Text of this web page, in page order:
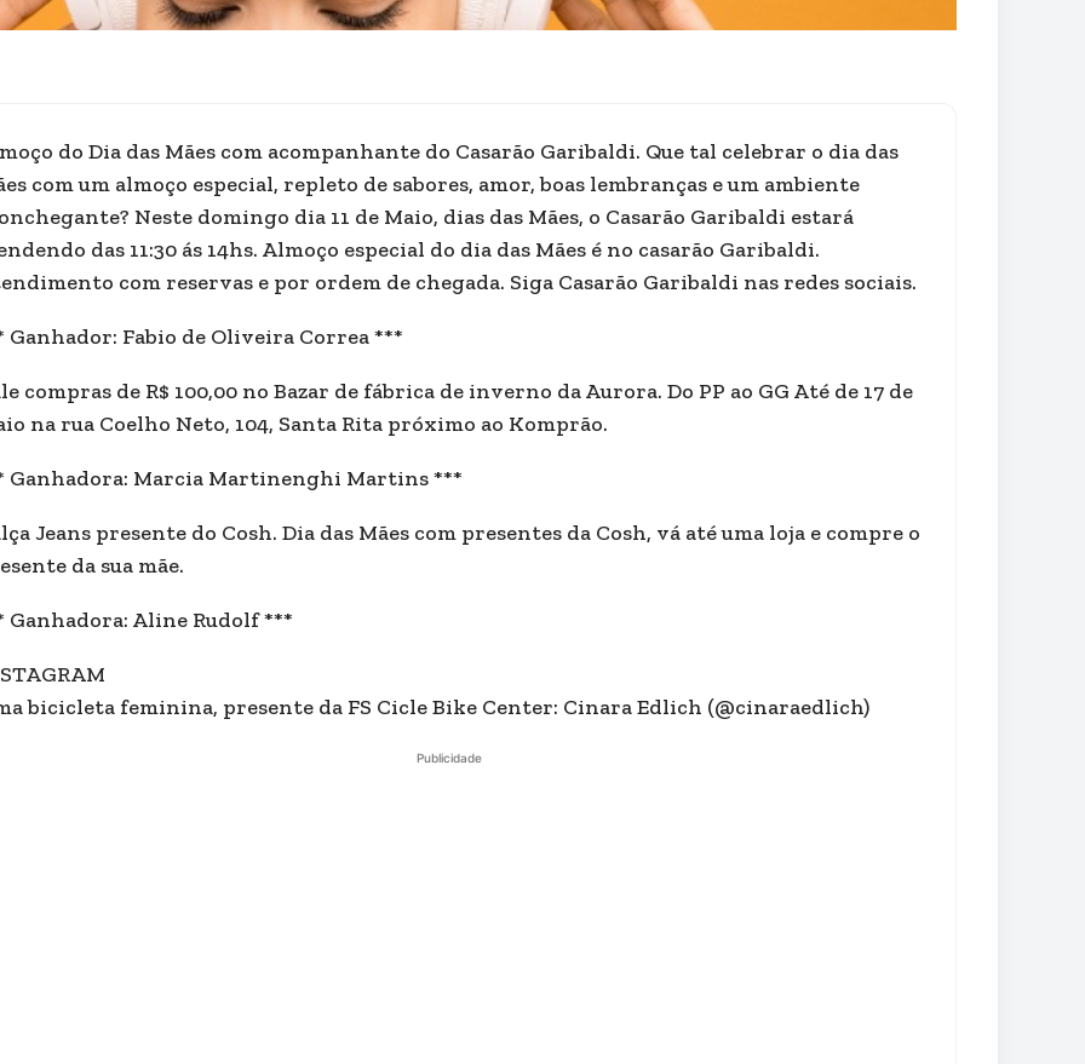
do Dia das Mães com acompanhante do Casarão Garibaldi. Que tal celebrar o dia das
com um almoço especial, repleto de sabores, amor, boas lembranças e um ambiente
Neste domingo dia 11 de Maio, dias das Mães, o Casarão Garibaldi estará
das 11:30 ás 14hs. Almoço especial do dia das Mães é no casarão Garibaldi.
com reservas e por ordem de chegada. Siga Casarão Garibaldi nas redes sociais.
Ganhador: Fabio de Oliveira Correa ***
compras de R$ 100,00 no Bazar de fábrica de inverno da Aurora. Do PP ao GG Até de 17 de
na rua Coelho Neto, 104, Santa Rita próximo ao Komprão.
Ganhadora: Marcia Martinenghi Martins ***
Jeans presente do Cosh. Dia das Mães com presentes da Cosh, vá até uma loja e compre o
da sua mãe.
Ganhadora: Aline Rudolf ***
bicicleta feminina, presente da FS Cicle Bike Center: Cinara Edlich (@cinaraedlich)
Publicidade